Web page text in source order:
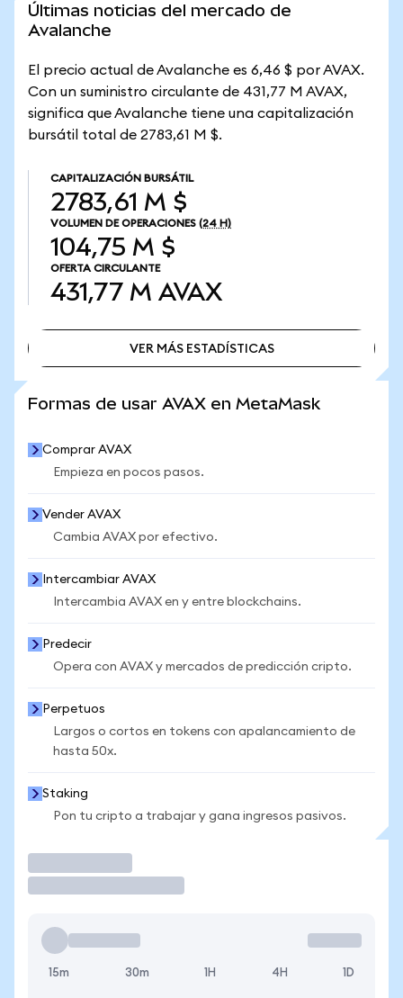
Últimas noticias del mercado de
Avalanche
El precio actual de Avalanche es 6,46 $ por AVAX.
Con un suministro circulante de 431,77 M AVAX,
significa que Avalanche tiene una capitalización
bursátil total de 2783,61 M $.
CAPITALIZACIÓN BURSÁTIL
2783,61 M $
VOLUMEN DE OPERACIONES (24 H)
104,75 M $
OFERTA CIRCULANTE
431,77 M AVAX
VER MÁS ESTADÍSTICAS
Formas de usar AVAX en MetaMask
Comprar AVAX
Empieza en pocos pasos.
Vender AVAX
Cambia AVAX por efectivo.
Intercambiar AVAX
Intercambia AVAX en y entre blockchains.
Predecir
Opera con AVAX y mercados de predicción cripto.
Perpetuos
Largos o cortos en tokens con apalancamiento de
hasta 50x.
Staking
Pon tu cripto a trabajar y gana ingresos pasivos.
15m 30m 1H 4H 1D